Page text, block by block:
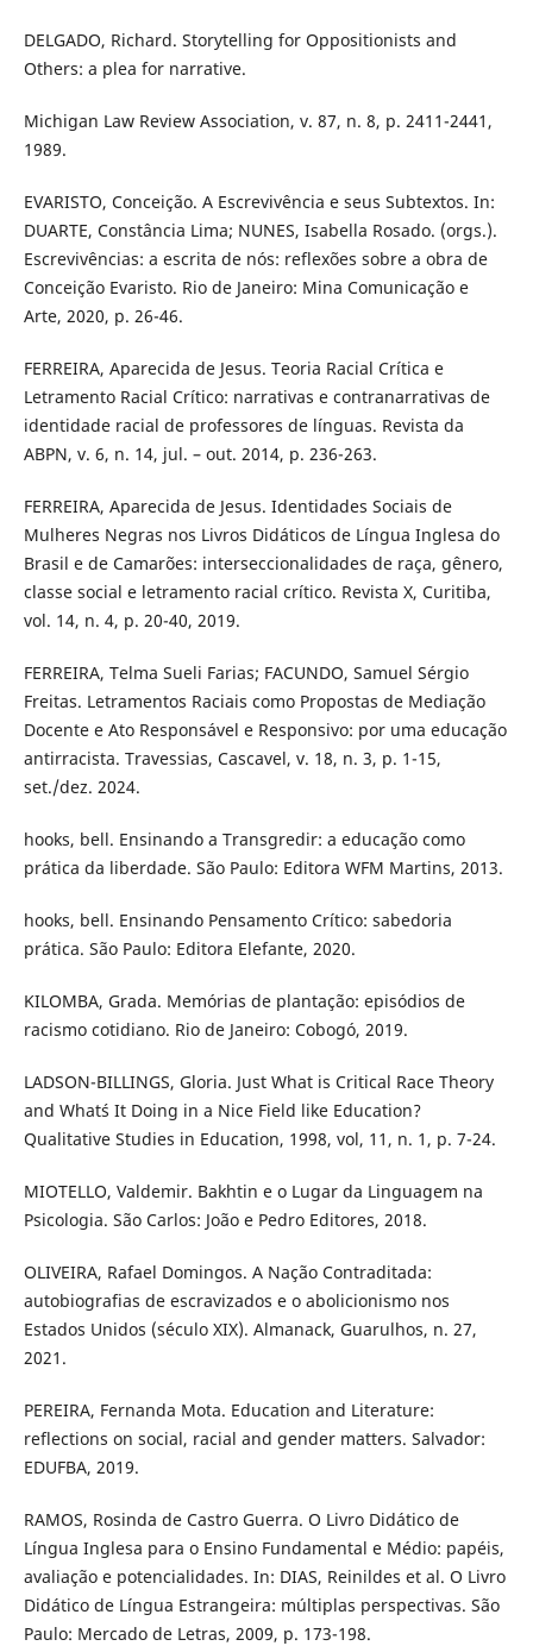
DELGADO, Richard. Storytelling for Oppositionists and
Others: a plea for narrative.
Michigan Law Review Association, v. 87, n. 8, p. 2411-2441,
1989.
EVARISTO, Conceição. A Escrevivência e seus Subtextos. In:
DUARTE, Constância Lima; NUNES, Isabella Rosado. (orgs.).
Escrevivências: a escrita de nós: reflexões sobre a obra de
Conceição Evaristo. Rio de Janeiro: Mina Comunicação e
Arte, 2020, p. 26-46.
FERREIRA, Aparecida de Jesus. Teoria Racial Crítica e
Letramento Racial Crítico: narrativas e contranarrativas de
identidade racial de professores de línguas. Revista da
ABPN, v. 6, n. 14, jul. – out. 2014, p. 236-263.
FERREIRA, Aparecida de Jesus. Identidades Sociais de
Mulheres Negras nos Livros Didáticos de Língua Inglesa do
Brasil e de Camarões: interseccionalidades de raça, gênero,
classe social e letramento racial crítico. Revista X, Curitiba,
vol. 14, n. 4, p. 20-40, 2019.
FERREIRA, Telma Sueli Farias; FACUNDO, Samuel Sérgio
Freitas. Letramentos Raciais como Propostas de Mediação
Docente e Ato Responsável e Responsivo: por uma educação
antirracista. Travessias, Cascavel, v. 18, n. 3, p. 1-15,
set./dez. 2024.
hooks, bell. Ensinando a Transgredir: a educação como
prática da liberdade. São Paulo: Editora WFM Martins, 2013.
hooks, bell. Ensinando Pensamento Crítico: sabedoria
prática. São Paulo: Editora Elefante, 2020.
KILOMBA, Grada. Memórias de plantação: episódios de
racismo cotidiano. Rio de Janeiro: Cobogó, 2019.
LADSON-BILLINGS, Gloria. Just What is Critical Race Theory
and What´s It Doing in a Nice Field like Education?
Qualitative Studies in Education, 1998, vol, 11, n. 1, p. 7-24.
MIOTELLO, Valdemir. Bakhtin e o Lugar da Linguagem na
Psicologia. São Carlos: João e Pedro Editores, 2018.
OLIVEIRA, Rafael Domingos. A Nação Contraditada:
autobiografias de escravizados e o abolicionismo nos
Estados Unidos (século XIX). Almanack, Guarulhos, n. 27,
2021.
PEREIRA, Fernanda Mota. Education and Literature:
reflections on social, racial and gender matters. Salvador:
EDUFBA, 2019.
RAMOS, Rosinda de Castro Guerra. O Livro Didático de
Língua Inglesa para o Ensino Fundamental e Médio: papéis,
avaliação e potencialidades. In: DIAS, Reinildes et al. O Livro
Didático de Língua Estrangeira: múltiplas perspectivas. São
Paulo: Mercado de Letras, 2009, p. 173-198.